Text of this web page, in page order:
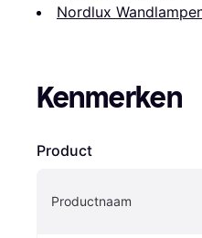
Nordlux
Kenmerken
Product
Productnaam